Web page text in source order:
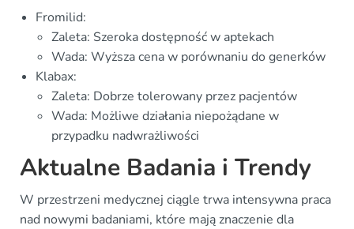
Fromilid:
Zaleta: Szeroka dostępność w aptekach
Wada: Wyższa cena w porównaniu do generków
Klabax:
Zaleta: Dobrze tolerowany przez pacjentów
Wada: Możliwe działania niepożądane w
przypadku nadwrażliwości
Aktualne Badania i Trendy
W przestrzeni medycznej ciągle trwa intensywna praca
nad nowymi badaniami, które mają znaczenie dla